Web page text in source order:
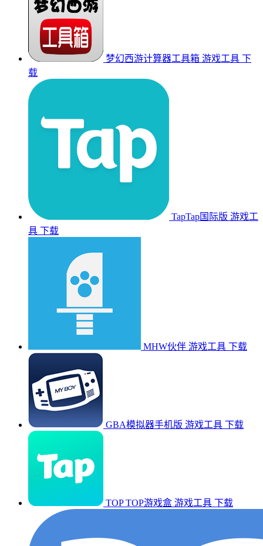
梦幻西游计算器工具箱 游戏工具 下
载
TapTap国际版 游戏工
具 下载
MHW伙伴 游戏工具 下载
GBA模拟器手机版 游戏工具 下载
TOP TOP游戏盒 游戏工具 下载